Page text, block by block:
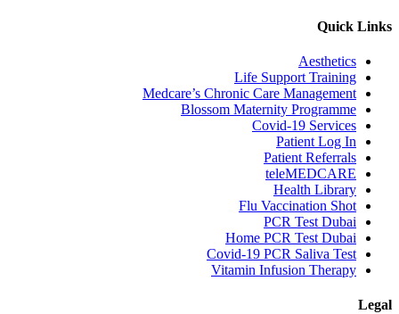
Quick Links
Aesthetics
Life Support Training
Medcare’s Chronic Care Management
Blossom Maternity Programme
Covid-19 Services
Patient Log In
Patient Referrals
teleMEDCARE
Health Library
Flu Vaccination Shot
PCR Test Dubai
Home PCR Test Dubai
Covid-19 PCR Saliva Test
Vitamin Infusion Therapy
Legal